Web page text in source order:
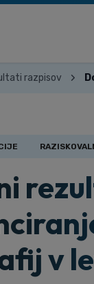
razpisov
v